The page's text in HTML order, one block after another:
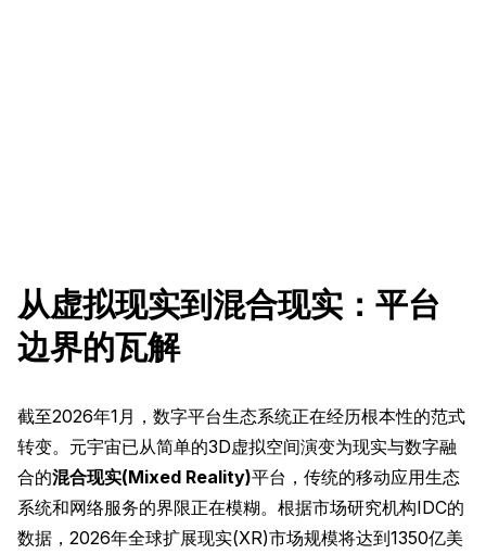
从虚拟现实到混合现实：平台
边界的瓦解
截至2026年1月，数字平台生态系统正在经历根本性的范式
转变。元宇宙已从简单的3D虚拟空间演变为现实与数字融
合的混合现实(Mixed Reality)平台，传统的移动应用生态
系统和网络服务的界限正在模糊。根据市场研究机构IDC的
数据，2026年全球扩展现实(XR)市场规模将达到1350亿美